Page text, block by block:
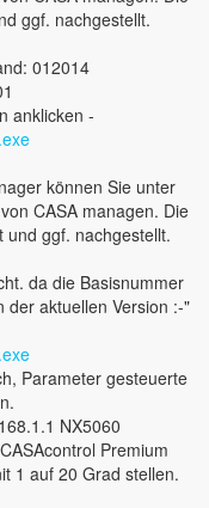
ggf. nachgestellt.
012014
anklicken -
können Sie unter
CASA managen. Die
und ggf. nachgestellt.
da die Basisnummer
aktuellen Version :-"
Parameter gesteuerte
NX5060
Premium
1 auf 20 Grad stellen.